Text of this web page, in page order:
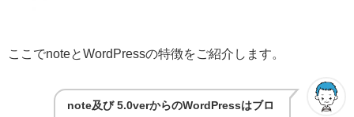
ここでnoteとWordPressの特徴をご紹介します。
note及び 5.0verからのWordPressはブロ